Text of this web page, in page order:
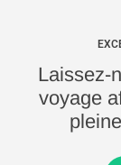
Laissez-
voyage